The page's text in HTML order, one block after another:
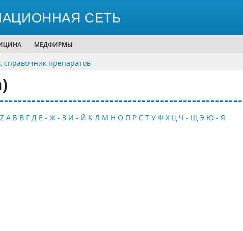
СЕТЬ
МЕДФИРМЫ
справочник препаратов
А Б В Г Д Е - Ж - З И - Й К Л М Н О П Р С Т У Ф Х Ц Ч - Щ Э Ю - Я